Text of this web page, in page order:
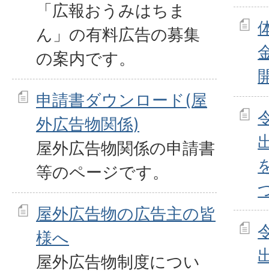
「広報おうみはちま
ん」の有料広告の募集
の案内です。
申請書ダウンロード(屋
外広告物関係)
屋外広告物関係の申請書
等のページです。
屋外広告物の広告主の皆
様へ
屋外広告物制度につい